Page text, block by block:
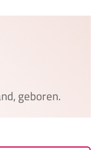
geboren.